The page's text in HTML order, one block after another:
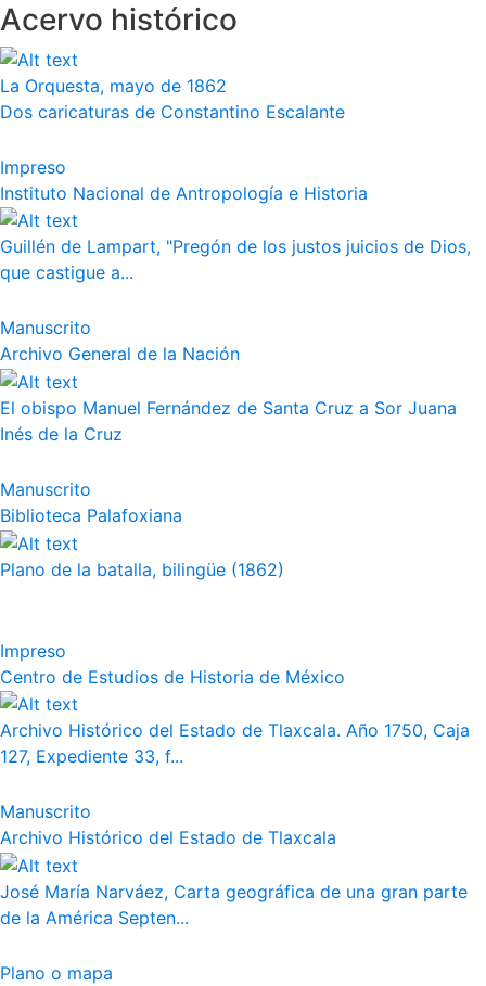
Acervo histórico
La Orquesta, mayo de 1862
Dos caricaturas de Constantino Escalante
Impreso
Instituto Nacional de Antropología e Historia
Guillén de Lampart, "Pregón de los justos juicios de Dios,
que castigue a...
Manuscrito
Archivo General de la Nación
El obispo Manuel Fernández de Santa Cruz a Sor Juana
Inés de la Cruz
Manuscrito
Biblioteca Palafoxiana
Plano de la batalla, bilingüe (1862)
Impreso
Centro de Estudios de Historia de México
Archivo Histórico del Estado de Tlaxcala. Año 1750, Caja
127, Expediente 33, f...
Manuscrito
Archivo Histórico del Estado de Tlaxcala
José María Narváez, Carta geográfica de una gran parte
de la América Septen...
Plano o mapa